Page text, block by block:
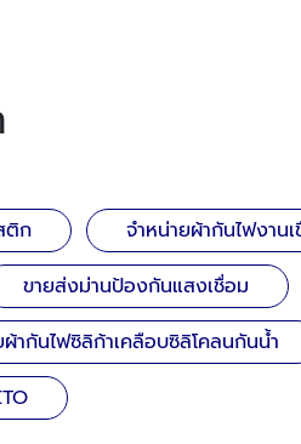
ติก
จำหน่ายผ้ากันไฟงา
ขายส่งม่านป้องกันแสงเชื่อม
ากันไฟซิลิก้าเคลือบซิลิโคลนกันน้ำ